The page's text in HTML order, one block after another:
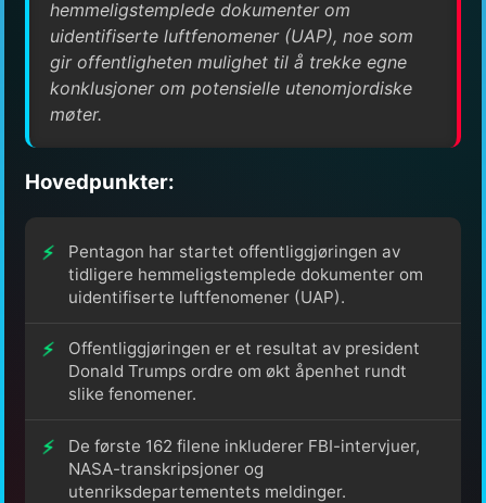
hemmeligstemplede dokumenter om
uidentifiserte luftfenomener (UAP), noe som
gir offentligheten mulighet til å trekke egne
konklusjoner om potensielle utenomjordiske
møter.
Hovedpunkter:
Pentagon har startet offentliggjøringen av
tidligere hemmeligstemplede dokumenter om
uidentifiserte luftfenomener (UAP).
Offentliggjøringen er et resultat av president
Donald Trumps ordre om økt åpenhet rundt
slike fenomener.
De første 162 filene inkluderer FBI-intervjuer,
NASA-transkripsjoner og
utenriksdepartementets meldinger.